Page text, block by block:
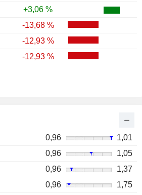
+3,06 %
-13,68 %
-12,93 %
-12,93 %
0,96
1,01
0,96
1,05
0,96
1,37
0,96
1,75